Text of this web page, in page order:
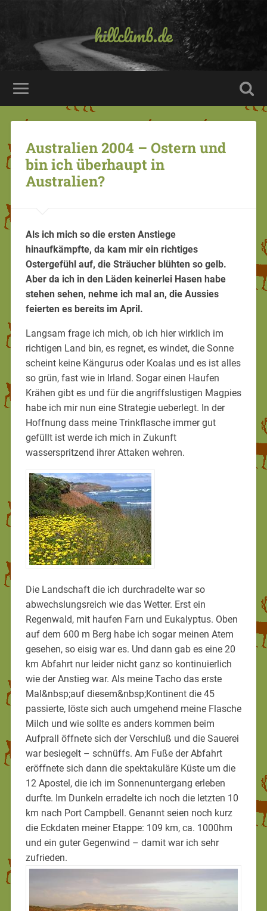
hillclimb.de
Australien 2004 – Ostern und
bin ich überhaupt in
Australien?
Als ich mich so die ersten Anstiege
hinaufkämpfte, da kam mir ein richtiges
Ostergefühl auf, die Sträucher blühten so gelb.
Aber da ich in den Läden keinerlei Hasen habe
stehen sehen, nehme ich mal an, die Aussies
feierten es bereits im April.
Langsam frage ich mich, ob ich hier wirklich im
richtigen Land bin, es regnet, es windet, die Sonne
scheint keine Kängurus oder Koalas und es ist alles
so grün, fast wie in Irland. Sogar einen Haufen
Krähen gibt es und für die angriffslustigen Magpies
habe ich mir nun eine Strategie ueberlegt. In der
Hoffnung dass meine Trinkflasche immer gut
gefüllt ist werde ich mich in Zukunft
wasserspritzend ihrer Attaken wehren.
Die Landschaft die ich durchradelte war so
abwechslungsreich wie das Wetter. Erst ein
Regenwald, mit haufen Farn und Eukalyptus. Oben
auf dem 600 m Berg habe ich sogar meinen Atem
gesehen, so eisig war es. Und dann gab es eine 20
km Abfahrt nur leider nicht ganz so kontinuierlich
wie der Anstieg war. Als meine Tacho das erste
Mal&nbsp;auf diesem&nbsp;Kontinent die 45
passierte, löste sich auch umgehend meine Flasche
Milch und wie sollte es anders kommen beim
Aufprall öffnete sich der Verschluß und die Sauerei
war besiegelt – schnüffs. Am Fuße der Abfahrt
eröffnete sich dann die spektakuläre Küste um die
12 Apostel, die ich im Sonnenuntergang erleben
durfte. Im Dunkeln erradelte ich noch die letzten 10
km nach Port Campbell. Genannt seien noch kurz
die Eckdaten meiner Etappe: 109 km, ca. 1000hm
und ein guter Gegenwind – damit war ich sehr
zufrieden.